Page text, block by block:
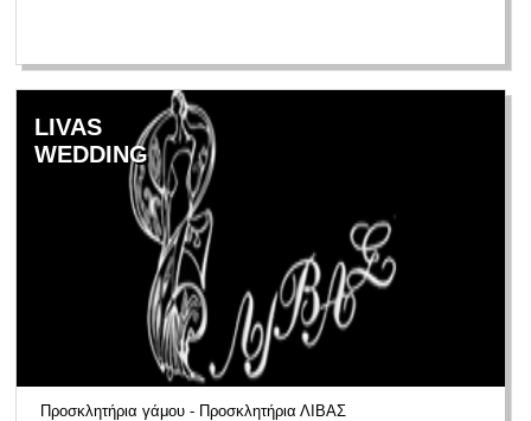
LIVAS
WEDDING
Προσκλητήρια γάμου - Προσκλητήρια ΛΙΒΑΣ